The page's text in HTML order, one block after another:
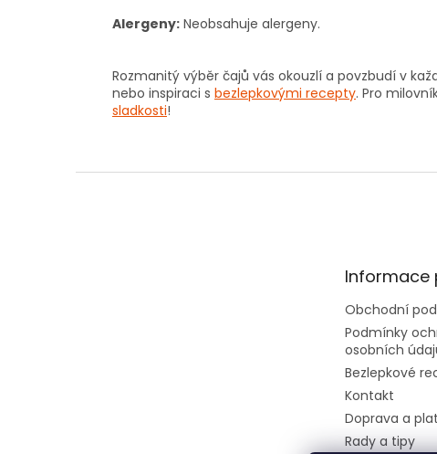
Alergeny: Neobsahuje alergeny.
Rozmanitý výběr čajů vás okouzlí a povzbudí v
nebo inspiraci s bezlepkovými recepty. Pro
sladkosti!
Informace
Obchodní
Podmínky
osobních
Bezlepkové
Kontakt
Doprava a
Rady a tipy